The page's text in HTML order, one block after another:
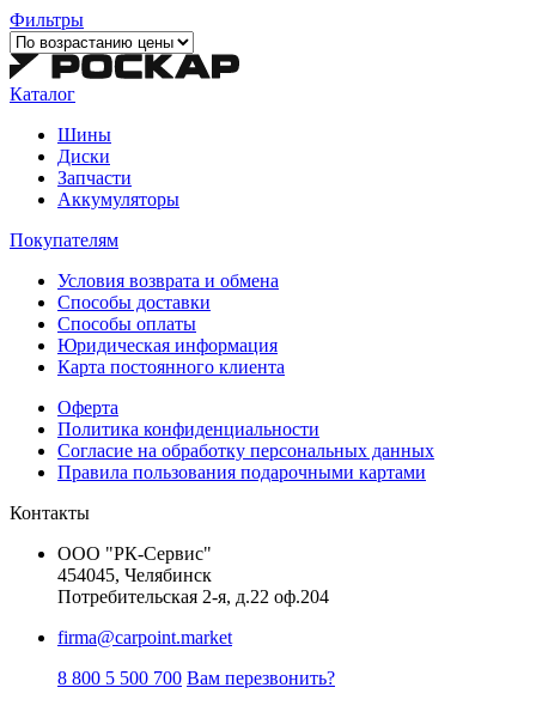
Фильтры
Каталог
Шины
Диски
Запчасти
Аккумуляторы
Покупателям
Условия возврата и обмена
Способы доставки
Способы оплаты
Юридическая информация
Карта постоянного клиента
Оферта
Политика конфиденциальности
Согласие на обработку персональных данных
Правила пользования подарочными картами
Контакты
ООО "РК-Сервис"
454045, Челябинск
Потребительская 2-я, д.22 оф.204
firma@carpoint.market
8 800 5 500 700 Вам перезвонить?